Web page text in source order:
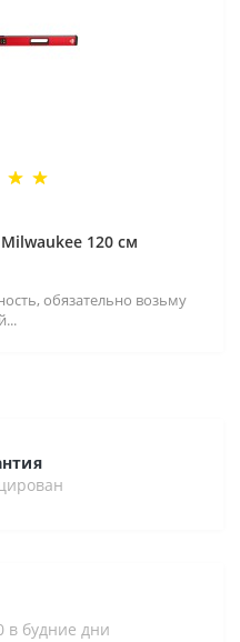
120 см
обязательно возьму
в будние дни